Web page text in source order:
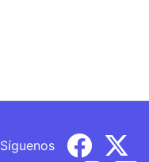
Síguenos